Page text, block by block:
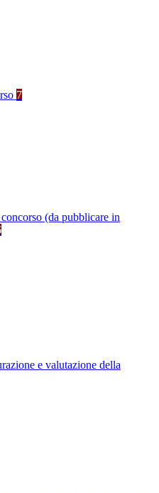
7
(da pubblicare in
e valutazione della